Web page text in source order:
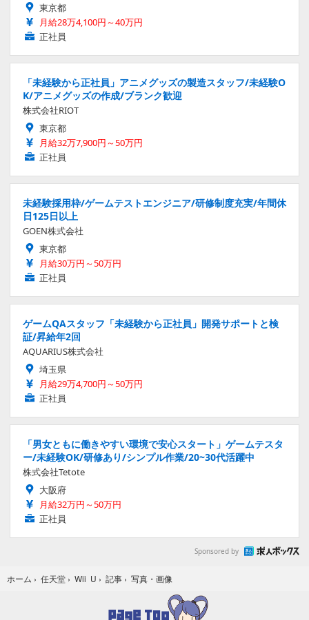
東京都
月給28万4,100円～40万円
正社員
「未経験から正社員」アニメグッズの製造スタッフ/未経験O
K/アニメグッズの作成/ブランク歓迎
株式会社RIOT
東京都
月給32万7,900円～50万円
正社員
未経験採用枠/ゲームテストエンジニア/研修制度充実/年間休
日125日以上
GOEN株式会社
東京都
月給30万円～50万円
正社員
ゲームQAスタッフ「未経験から正社員」開発サポートと検
証/昇給年2回
AQUARIUS株式会社
埼玉県
月給29万4,700円～50万円
正社員
「男女ともに働きやすい環境で安心スタート」ゲームテスタ
ー/未経験OK/研修あり/シンプル作業/20~30代活躍中
株式会社Tetote
大阪府
月給32万円～50万円
正社員
Sponsored by
ホーム › 任天堂 › Wii U › 記事 › 写真・画像